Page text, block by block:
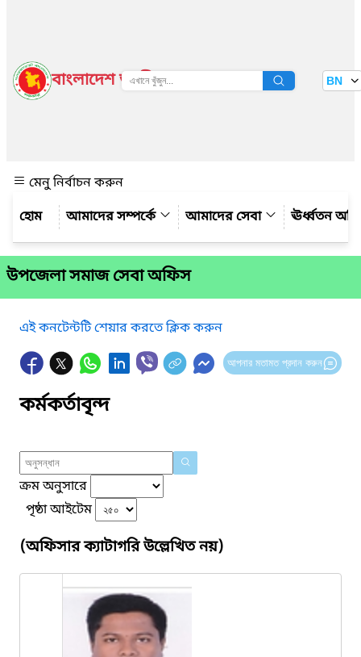
বাংলাদেশ জাতীয় তথ্য বাতায়ন BN
মেনু নির্বাচন করুন
আমাদের সম্পর্কে
আমাদের সেবা ঊর্ধ্বতন
উপজেলা সমাজ সেবা অফিস
এই কনটেন্টটি শেয়ার করতে ক্লিক করুন
আপনার মতামত প্রদান করুন
কর্মকর্তাবৃন্দ
ক্রম অনুসারে
পৃষ্ঠা আইটেম
(অফিসার ক্যাটাগরি উল্লেখিত নয়)